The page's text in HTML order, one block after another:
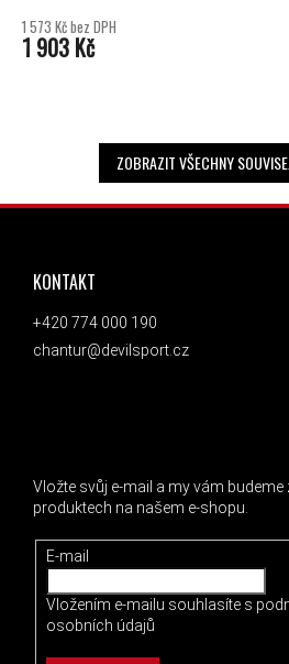
1 573 Kč bez DPH
1 903 Kč
ZOBRAZIT VŠECHNY
ZÁPATÍ
KONTAKT
+420 774 000 190
chantur@devilsport.cz
Vložte svůj e-mail a my vám
produktech na našem e-shopu.
E-mail
Vložením e-mailu souhlasíte s
osobních údajů